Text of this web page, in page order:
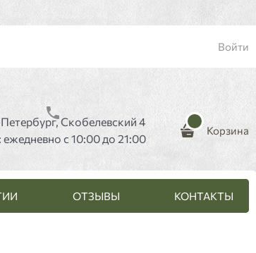
Войти
Скобелевский 4
с 10:00 до 21:00
Корзина
ОТЗЫВЫ КОНТАКТЫ